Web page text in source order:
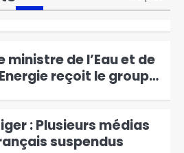
»
la porte à une
ministre de l’Eau et de
reçoit le groupe
: Plusieurs médias
suspendus